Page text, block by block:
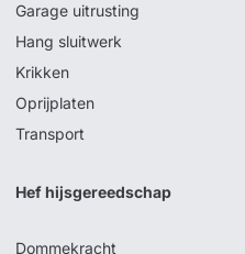
Garage uitrusting
Hang sluitwerk
Krikken
Oprijplaten
Transport
Hef hijsgereedschap
Dommekracht